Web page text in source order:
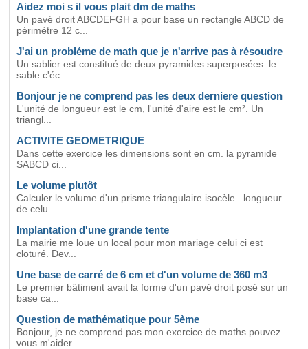
Aidez moi s il vous plait dm de maths
Un pavé droit ABCDEFGH a pour base un rectangle ABCD de
périmètre 12 c...
J'ai un probléme de math que je n'arrive pas à résoudre
Un sablier est constitué de deux pyramides superposées. le
sable c'éc...
Bonjour je ne comprend pas les deux derniere question
L'unité de longueur est le cm, l'unité d'aire est le cm². Un
triangl...
ACTIVITE GEOMETRIQUE
Dans cette exercice les dimensions sont en cm. la pyramide
SABCD ci...
Le volume plutôt
Calculer le volume d'un prisme triangulaire isocèle ..longueur
de celu...
Implantation d'une grande tente
La mairie me loue un local pour mon mariage celui ci est
cloturé. Dev...
Une base de carré de 6 cm et d'un volume de 360 m3
Le premier bâtiment avait la forme d'un pavé droit posé sur un
base ca...
Question de mathématique pour 5ème
Bonjour, je ne comprend pas mon exercice de maths pouvez
vous m'aider...